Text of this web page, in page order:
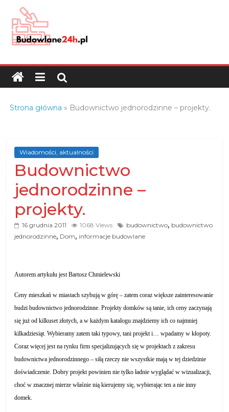
content
Budowlane24h.pl
portal
budowlany
branży
budowlanej
Strona główna » Budownictwo jednorodzinne – projekty.
Wiadomości, aktualności
Budownictwo
jednorodzinne –
projekty.
16 grudnia 2011 1068 Views budownictwo, budownictwo
jednorodzinne, Dom, informacje budowlane
Autorem artykułu jest Bartosz Chmielewski
Ceny mieszkań w miastach szybują w górę – zatem coraz większe zainteresowanie
budzi budownictwo jednorodzinne. Projekty domków są tanie, ich ceny zaczynają
się już od kilkuset złotych, a w każdym katalogu znajdziemy ich co najmniej
kilkadziesiąt. Wybieramy zatem taki typowy, tani projekt i… wpadamy w kłopoty.
Coraz więcej jest na rynku firm specjalizujących się w projektach z zakresu
budownictwa jednorodzinnego – siłą rzeczy nie wszystkie mają w tej dziedzinie
doświadczenie. Dobry projekt powinien nie tylko ładnie wyglądać w wizualizacji,
choć w znacznej mierze właśnie nią kierujemy się, wybierając ten a nie inny
domek.